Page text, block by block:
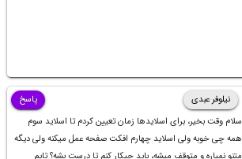
نیلوفر عبدی
سلام وقت بخیر، برای اسلایدها زمان تعیین کردم تا اسلاید سوم
همه چی خوبه ولی اسلاید چهارم افکت صفحه عمل میکنه ولی دیگه
متنو نمیاره و متوقف میشه، باید چیکار کنم تا درست بشه؟ تایم
پاسخ